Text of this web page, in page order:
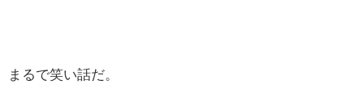
まるで笑い話だ。